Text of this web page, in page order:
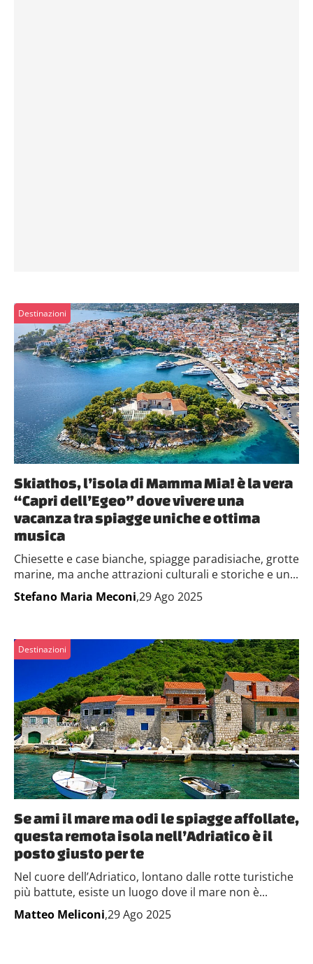
Destinazioni
Skiathos, l’isola di Mamma Mia! è la vera
“Capri dell’Egeo” dove vivere una
vacanza tra spiagge uniche e ottima
musica
Chiesette e case bianche, spiagge paradisiache, grotte
marine, ma anche attrazioni culturali e storiche e un...
Stefano Maria Meconi,29 Ago 2025
Destinazioni
Se ami il mare ma odi le spiagge affollate,
questa remota isola nell’Adriatico è il
posto giusto per te
Nel cuore dell’Adriatico, lontano dalle rotte turistiche
più battute, esiste un luogo dove il mare non è...
Matteo Meliconi,29 Ago 2025